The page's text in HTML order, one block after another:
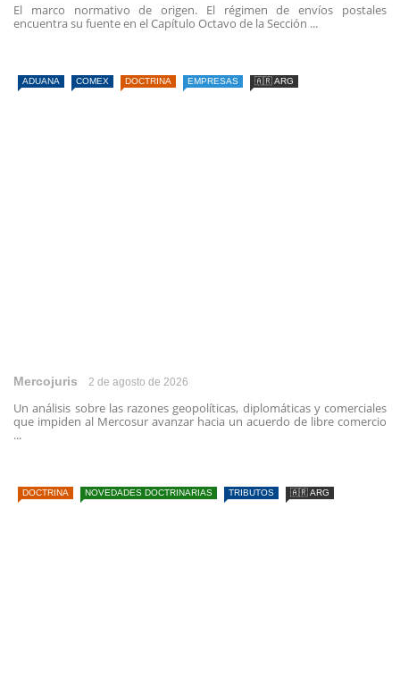
El marco normativo de origen. El régimen de envíos postales
encuentra su fuente en el Capítulo Octavo de la Sección ...
ADUANA COMEX DOCTRINA EMPRESAS 🇦🇷 ARG
Mercojuris 2 de agosto de 2026
Un análisis sobre las razones geopolíticas, diplomáticas y comerciales
que impiden al Mercosur avanzar hacia un acuerdo de libre comercio
...
DOCTRINA NOVEDADES DOCTRINARIAS TRIBUTOS 🇦🇷 ARG